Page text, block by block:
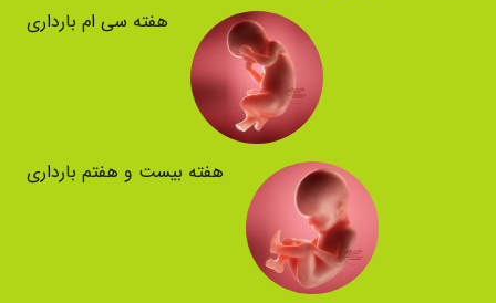
هفته سی ام بارداری
هفته بیست و هفتم بارداری